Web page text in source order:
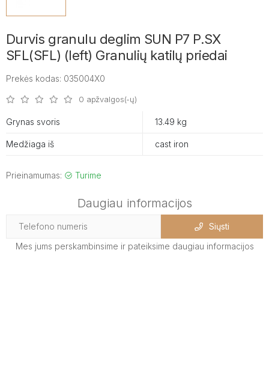
Durvis granulu deglim SUN P7 P.SX
SFL(SFL) (left) Granulių katilų priedai
Prekės kodas: 035004X0
0 apžvalgos(-ų)
Grynas svoris 13.49 kg
Medžiaga iš cast iron
Prieinamumas: Turime
Daugiau informacijos
Siųsti
Mes jums perskambinsime ir pateiksime daugiau informacijos